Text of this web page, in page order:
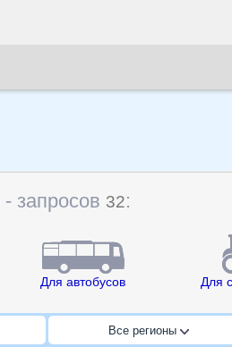
- запросов 32:
Для автобусов Для
Все регионы